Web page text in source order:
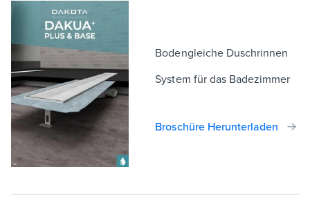
Bodengleiche Duschrinnen
System für das Badezimmer
Broschüre Herunterladen